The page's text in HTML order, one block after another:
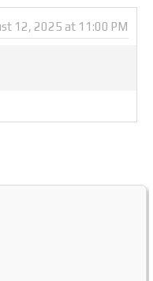
12, 2025 at 11:00 PM